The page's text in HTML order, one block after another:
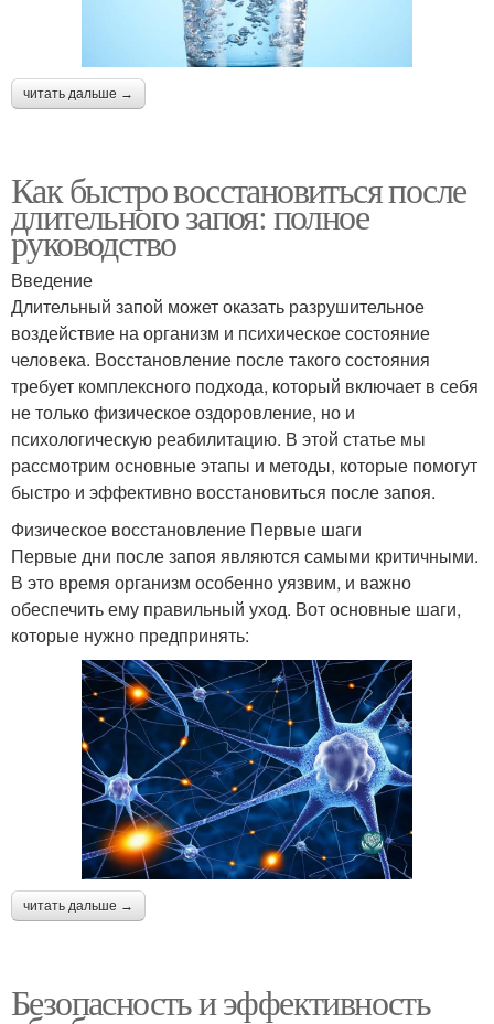
читать дальше →
Как быстро восстановиться после
длительного запоя: полное
руководство
Введение
Длительный запой может оказать разрушительное
воздействие на организм и психическое состояние
человека. Восстановление после такого состояния
требует комплексного подхода, который включает в себя
не только физическое оздоровление, но и
психологическую реабилитацию. В этой статье мы
рассмотрим основные этапы и методы, которые помогут
быстро и эффективно восстановиться после запоя.
Физическое восстановление Первые шаги
Первые дни после запоя являются самыми критичными.
В это время организм особенно уязвим, и важно
обеспечить ему правильный уход. Вот основные шаги,
которые нужно предпринять:
читать дальше →
Безопасность и эффективность